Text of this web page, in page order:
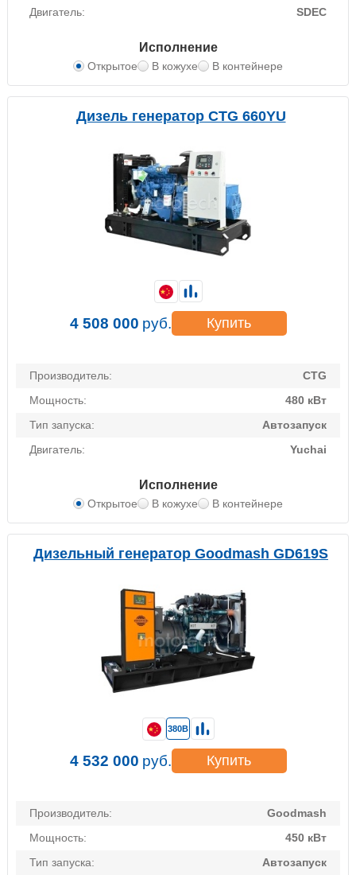
Двигатель:
SDEC
Исполнение
Открытое В кожухе В контейнере
Дизель генератор CTG 660YU
Производитель:
CTG
Мощность:
480 кВт
Тип запуска:
Автозапуск
Двигатель:
Yuchai
Исполнение
Открытое В кожухе В контейнере
4 508 000 руб. Купить
Дизельный генератор Goodmash GD619S
Производитель:
Goodmash
Мощность:
450 кВт
Тип запуска:
Автозапуск
380В
4 532 000 руб. Купить